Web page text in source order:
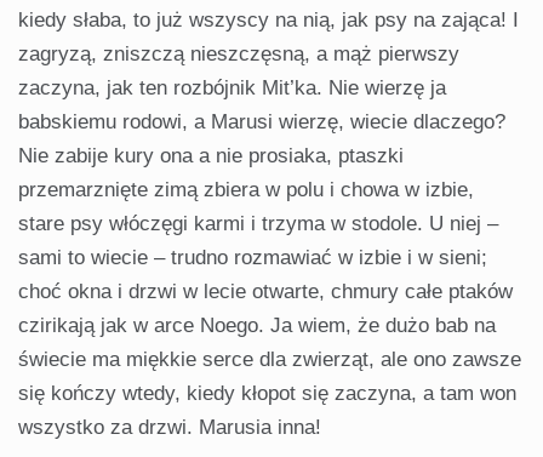
kiedy słaba, to już wszyscy na nią, jak psy na zająca! I
zagryzą, zniszczą nieszczęsną, a mąż pierwszy
zaczyna, jak ten rozbójnik Mit’ka. Nie wierzę ja
babskiemu rodowi, a Marusi wierzę, wiecie dlaczego?
Nie zabije kury ona a nie prosiaka, ptaszki
przemarznięte zimą zbiera w polu i chowa w izbie,
stare psy włóczęgi karmi i trzyma w stodole. U niej –
sami to wiecie – trudno rozmawiać w izbie i w sieni;
choć okna i drzwi w lecie otwarte, chmury całe ptaków
czirikają jak w arce Noego. Ja wiem, że dużo bab na
świecie ma miękkie serce dla zwierząt, ale ono zawsze
się kończy wtedy, kiedy kłopot się zaczyna, a tam won
wszystko za drzwi. Marusia inna!